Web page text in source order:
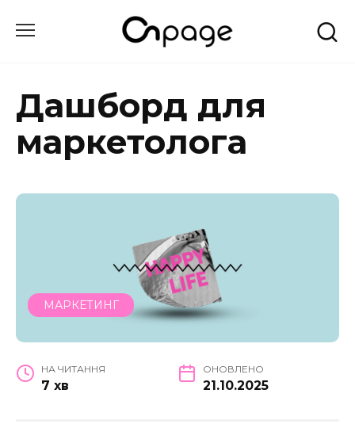
до
Дашборд для
маркетолога
МАРКЕТИНГ
НА ЧИТАННЯ
7 хв
ОНОВЛЕНО
21.10.2025